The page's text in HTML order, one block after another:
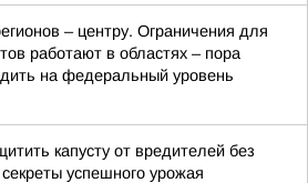
– центру. Ограничения для
работают в областях – пора
на федеральный уровень
капусту от вредителей без
успешного урожая